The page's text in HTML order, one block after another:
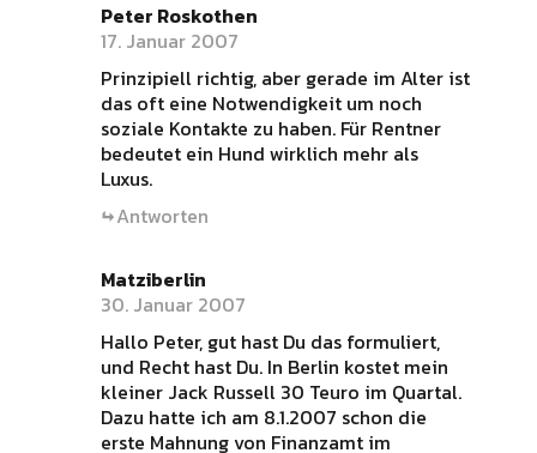
Peter Roskothen
17. Januar 2007
Prinzipiell richtig, aber gerade im Alter ist
das oft eine Notwendigkeit um noch
soziale Kontakte zu haben. Für Rentner
bedeutet ein Hund wirklich mehr als
Luxus.
Antworten
Matziberlin
30. Januar 2007
Hallo Peter, gut hast Du das formuliert,
und Recht hast Du. In Berlin kostet mein
kleiner Jack Russell 30 Teuro im Quartal.
Dazu hatte ich am 8.1.2007 schon die
erste Mahnung von Finanzamt im